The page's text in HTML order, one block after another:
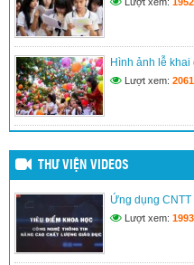
Kế hoạch đổi mới
(24/03/2017)
Hình ảnh lễ khai
Lượt xem: 2061
THƯ VIỆN VIDEOS
Ứng dụng
Lượt xem: 1993